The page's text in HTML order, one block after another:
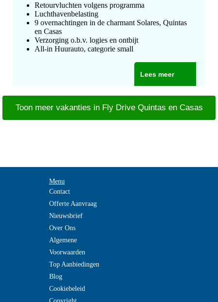
Retourvluchten volgens programma
Luchthavenbelasting
9 overnachtingen in de charmant Solares, Quintas
en Casas
Verzorging o.b.v. logies en ontbijt
All-in Huurauto, categorie small
Lees meer
Toon meer vakanties in Fly Drive Quintas en Casas
Menu
Contact
Offerte Aanvraag
Nieuwsbrief
Over Ons
Algemene
Voorwaarden
Top Aanbiedingen
Blog
Cookiebeleid